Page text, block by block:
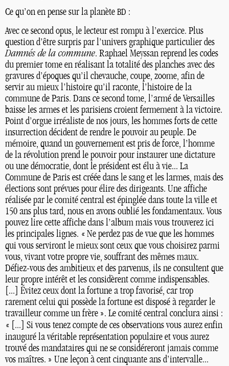
Ce qu’on en pense sur la planète BD :
Avec ce second opus, le lecteur est rompu à l’exercice. Plus
question d’être surpris par l’univers graphique particulier des
Damnés de la commune. Raphael Meyssan reprend les codes
du premier tome en réalisant la totalité des planches avec des
gravures d’époques qu’il chevauche, coupe, zoome, afin de
servir au mieux l’histoire qu’il raconte, l’histoire de la
commune de Paris. Dans ce second tome, l’armé de Versailles
baisse les armes et les parisiens croient fermement à la victoire.
Point d’orgue irréaliste de nos jours, les hommes forts de cette
insurrection décident de rendre le pouvoir au peuple. De
mémoire, quand un gouvernement est pris de force, l’homme
de la révolution prend le pouvoir pour instaurer une dictature
ou une démocratie, dont le président est élu à vie... La
Commune de Paris est créée dans le sang et les larmes, mais des
élections sont prévues pour élire des dirigeants. Une affiche
réalisée par le comité central est épinglée dans toute la ville et
150 ans plus tard, nous en avons oublié les fondamentaux. Vous
pouvez lire cette affiche dans l’album mais vous trouverez ici
les principales lignes. «Ne perdez pas de vue que les hommes
qui vous serviront le mieux sont ceux que vous choisirez parmi
vous, vivant votre propre vie, souffrant des mêmes maux.
Défiez-vous des ambitieux et des parvenus, ils ne consultent que
leur propre intérêt et les considèrent comme indispensables.
[...] Évitez ceux dont la fortune a trop favorisé, car trop
rarement celui qui possède la fortune est disposé à regarder le
travailleur comme un frère ». Le comité central conclura ainsi :
« [...] Si vous tenez compte de ces observations vous aurez enfin
inauguré la véritable représentation populaire et vous aurez
trouvé des mandataires qui ne se considéreront jamais comme
vos maîtres. » Une leçon à cent cinquante ans d’intervalle...